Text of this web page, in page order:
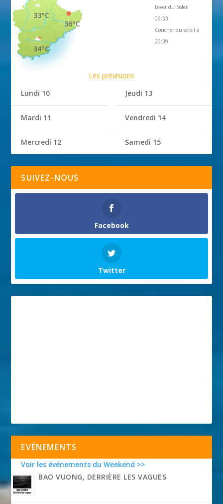
36°C
33°C
34°C
Lever du Soleil
06:33
Coucher du soleil à
20:39
Les prévisions
Lundi 10
Mardi 11
Mercredi 12
Jeudi 13
Vendredi 14
Samedi 15
SUIVEZ-NOUS
Facebook
Twitter
EVÉNEMENTS
Voir les événements du Weekend >>
BAO VUONG, DERRIÈRE LES VAGUES